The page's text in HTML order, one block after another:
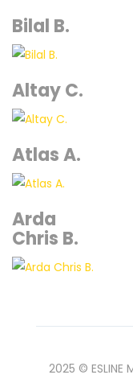
Bilal B.
Altay C.
Atlas A.
Arda
Chris B.
2025 ©